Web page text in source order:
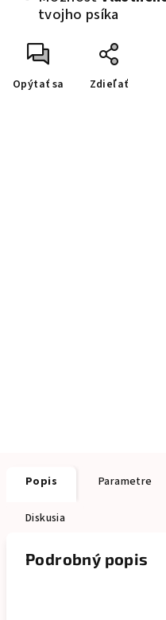
tvojho psíka
Opýtať sa Zdieľať
Popis Parametre
Diskusia
Podrobný popis